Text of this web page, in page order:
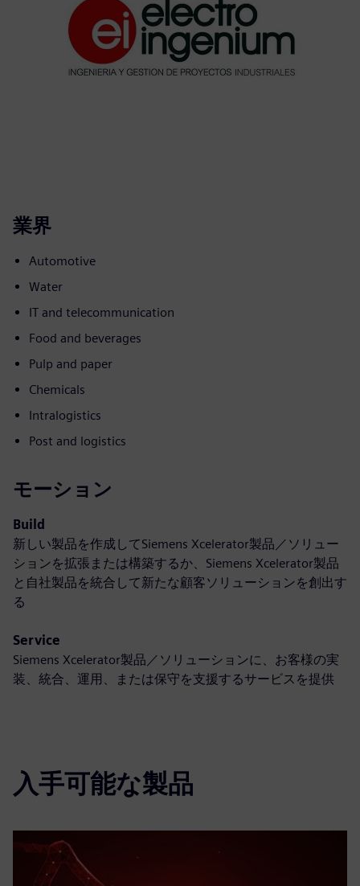
業界
Automotive
Water
IT and telecommunication
Food and beverages
Pulp and paper
Chemicals
Intralogistics
Post and logistics
モーション
Build
新しい製品を作成してSiemens Xcelerator製品／ソリュー
ションを拡張または構築するか、Siemens Xcelerator製品
と自社製品を統合して新たな顧客ソリューションを創出す
る
Service
Siemens Xcelerator製品／ソリューションに、お客様の実
装、統合、運用、または保守を支援するサービスを提供
入手可能な製品